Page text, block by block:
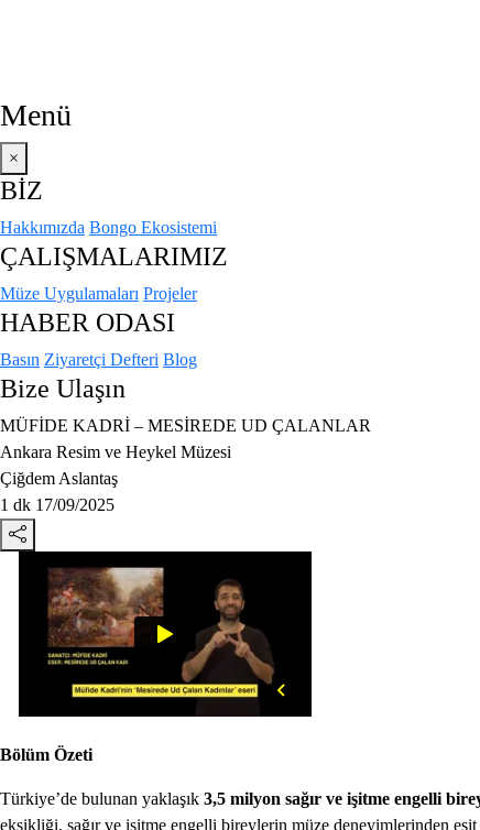
Menü
×
BİZ
Hakkımızda Bongo Ekosistemi
ÇALIŞMALARIMIZ
Müze Uygulamaları Projeler
HABER ODASI
Basın Ziyaretçi Defteri Blog
Bize Ulaşın
MÜFIDE KADRI – MESIREDE UD ÇALANLAR
Ankara Resim ve Heykel Müzesi
Çiğdem Aslantaş
1 dk 17/09/2025
Bölüm Özeti
Türkiye’de bulunan yaklaşık 3,5 milyon sağır ve işitme engelli
eksikliği, sağır ve işitme engelli bireylerin müze deneyimlerinden eşit